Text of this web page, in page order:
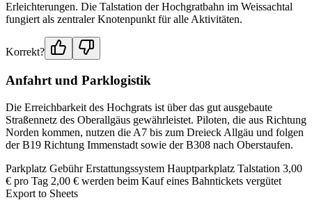
Erleichterungen. Die Talstation der Hochgratbahn im Weissachtal
fungiert als zentraler Knotenpunkt für alle Aktivitäten.
Korrekt?
Anfahrt und Parklogistik
Die Erreichbarkeit des Hochgrats ist über das gut ausgebaute
Straßennetz des Oberallgäus gewährleistet. Piloten, die aus Richtung
Norden kommen, nutzen die A7 bis zum Dreieck Allgäu und folgen
der B19 Richtung Immenstadt sowie der B308 nach Oberstaufen.
Parkplatz Gebühr Erstattungssystem Hauptparkplatz Talstation 3,00
€ pro Tag 2,00 € werden beim Kauf eines Bahntickets vergütet
Export to Sheets